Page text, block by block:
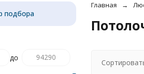
Главная
подбора
до